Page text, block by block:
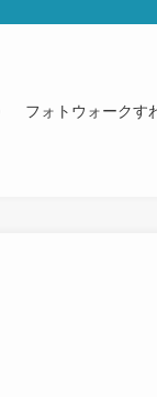
フォトウォークす